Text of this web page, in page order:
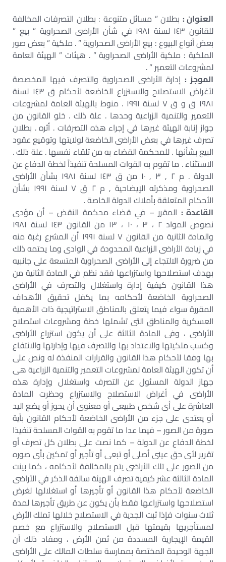
العنوان : بطلان ” مسائل متنوعة : بطلان التصرفات المخالفة
للقانون ١٤٣ لسنة ١٩٨١ في شأن الأراضى الصحراوية ” بيع ”
بعض أنواع البيوع : بيع الأراضى الصحراوية ” . ملكية ” بعض صور
الملكية : ملكية الأراضى الصحراوية ” . هيئات ” الهيئة العامة
لمشروعات التعمير ” .
الموجز : إدارة الأراضى الصحراوية والتصرف فيها المخصصة
لأغراض الاستصلاح والاستزراع الخاضعة لأحكام ق ١٤٣ لسنة
١٩٨١ ق و ق ٧ لسنة ١٩٩١ . منوط بالهيئة العامة لمشروعات
التعمير والتنمية الزراعية وحدها . علة ذلك . خلو القانون من
جواز إنابة الهيئة غيرها في إجراء هذه التصرفات . أثره . بطلان
تصرف غيرها في بعض الأراضى الخاضعة لولايتها وتوقيع عقود
البيع بشأنها . للمحكمة القضاء به من تلقاء نفسها . علة ذلك .
الاستثناء . ما تقوم به القوات المسلحة تنفيذاً لخطة الدفاع عن
الدولة . م ٢ , ٣ , ١٠ من ق ١٤٣ لسنة ١٩٨١ بشأن الأراضى
الصحراوية ومذكرته الإيضاحية , م ٢ ق ٧ لسنة ١٩٩١ بشأن
الأحكام المتعلقة بأملاك الدولة الخاصة .
القاعدة : المقرر – في قضاء محكمة النقض – أن مؤدى
نصوص المواد ٢ ، ٣ ، ١٠ ، ١٣ من القانون ١٤٣ لسنة ١٩٨١
والمادة الثانية من القانون ٧ لسنة ١٩٩١ أن المشرع رغبة منه
في زيادة الأراضى الزراعية المحدودة في الوادى وما يحتمه ذلك
من ضرورة الالتجاء إلى الأراضى الصحراوية المتسعة على جانبيه
بهدف استصلاحها واستزراعها فقد نظم في المادة الثانية من
هذا القانون كيفية إدارة واستغلال والتصرف في الأراضى
الصحراوية الخاضعة لأحكامه بما يكفل تحقيق الأهداف
المقررة سواء فيما يتعلق بالمناطق الاستراتيجية ذات الأهمية
العسكرية والمناطق التى تشملها خطة ومشروعات استصلاح
الأراضى ، وفى المادة الثالثة على أن يكون استزراع الأراضى
وكسب ملكيتها والاعتداد بها والتصرف فيها وإدارتها والانتفاع
بها وفقا لأحكام هذا القانون والقرارات المنفذة له ونص على
أن تكون الهيئة العامة لمشروعات التعمير والتنمية الزراعية هى
جهاز الدولة المسئول عن التصرف واستغلال وإدارة هذه
الأراضى في أغراض الاستصلاح والاستزراع وحظرت المادة
العاشرة على أى شخص طبيعى أو معنوى أن يحوز أو يضع اليد
أو يعتدى على جزء من الأراضى الخاضعة لأحكام القانون بأية
صورة من الصور – فيما عدا ما تقوم به القوات المسلحة تنفيذا
لخطة الدفاع عن الدولة – كما نصت على بطلان كل تصرف أو
تقرير لأى حق عينى أصلى أو تبعى أو تأجير أو تمكين بأى صوره
من الصور على تلك الأراضى يتم بالمخالفة لأحكامه ، كما بينت
المادة الثالثة عشر كيفية تصرف الهيئة سالفة الذكر في الأراضى
الخاضعة لأحكام هذا القانون أو تأجيرها أو استغلالها لغرض
استصلاحها واستزراعها فقط بأن يكون عن طريق تأجيرها لمدة
ثلاث سنوات فإذا ثبت الجدية في الاستصلاح خلالها تملك الأرض
لمستأجريها بقيمتها قبل الاستصلاح والاستزراع مع خصم
القيمة الإيجارية المسددة من ثمن الأرض ، ومفاد ذلك أن
الجهة الوحيدة المختصة بممارسة سلطات المالك على الأراضى